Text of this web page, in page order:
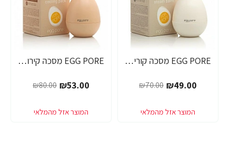
EGG PORE מסכה קוריאנית לניקוי ראשים שחורים 30 גרם - מבית Tony Moly
₪49.00
₪70.00
EGG PORE מסכה קירור לכיווץ נקבוביות 30 גרם - מבית Tony Moly
₪53.00
₪80.00